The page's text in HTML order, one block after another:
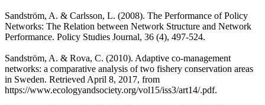
Sandström, A. & Carlsson, L. (2008). The Performance of Policy
Networks: The Relation between Network Structure and Network
Performance. Policy Studies Journal, 36 (4), 497-524.
Sandström, A. & Rova, C. (2010). Adaptive co-management
networks: a comparative analysis of two fishery conservation areas
in Sweden. Retrieved April 8, 2017, from
https://www.ecologyandsociety.org/vol15/iss3/art14/.pdf.